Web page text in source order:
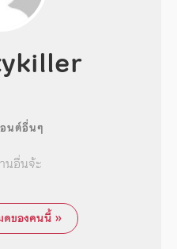
นต์อื่นๆ
นอื่นจ้ะ
ของคนนี้ »